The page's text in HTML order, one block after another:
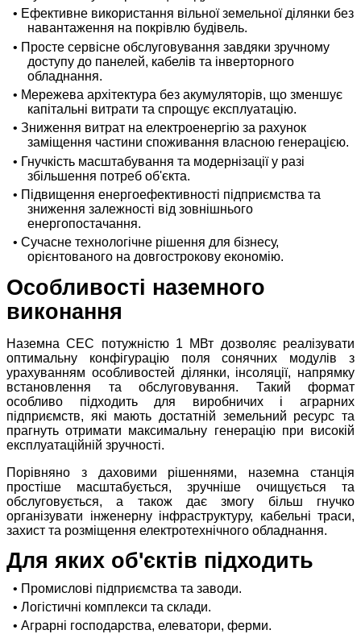
• Ефективне використання вільної земельної ділянки без
навантаження на покрівлю будівель.
• Просте сервісне обслуговування завдяки зручному
доступу до панелей, кабелів та інверторного
обладнання.
• Мережева архітектура без акумуляторів, що зменшує
капітальні витрати та спрощує експлуатацію.
• Зниження витрат на електроенергію за рахунок
заміщення частини споживання власною генерацією.
• Гнучкість масштабування та модернізації у разі
збільшення потреб об'єкта.
• Підвищення енергоефективності підприємства та
зниження залежності від зовнішнього
енергопостачання.
• Сучасне технологічне рішення для бізнесу,
орієнтованого на довгострокову економію.
Особливості наземного
виконання
Наземна СЕС потужністю 1 МВт дозволяє реалізувати
оптимальну конфігурацію поля сонячних модулів з
урахуванням особливостей ділянки, інсоляції, напрямку
встановлення та обслуговування. Такий формат
особливо підходить для виробничих і аграрних
підприємств, які мають достатній земельний ресурс та
прагнуть отримати максимальну генерацію при високій
експлуатаційній зручності.
Порівняно з даховими рішеннями, наземна станція
простіше масштабується, зручніше очищується та
обслуговується, а також дає змогу більш гнучко
організувати інженерну інфраструктуру, кабельні траси,
захист та розміщення електротехнічного обладнання.
Для яких об'єктів підходить
• Промислові підприємства та заводи.
• Логістичні комплекси та склади.
• Аграрні господарства, елеватори, ферми.